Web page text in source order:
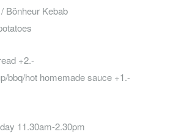
Bönheur Kebab
+2.-
bbq/hot homemade sauce +1.-
11.30am-2.30pm